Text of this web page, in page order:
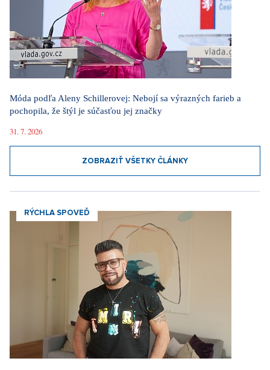
Móda podľa Aleny Schillerovej: Nebojí sa výrazných farieb a
pochopila, že štýl je súčasťou jej značky
31. 7. 2026
ZOBRAZIŤ VŠETKY ČLÁNKY
RÝCHLA SPOVEĎ